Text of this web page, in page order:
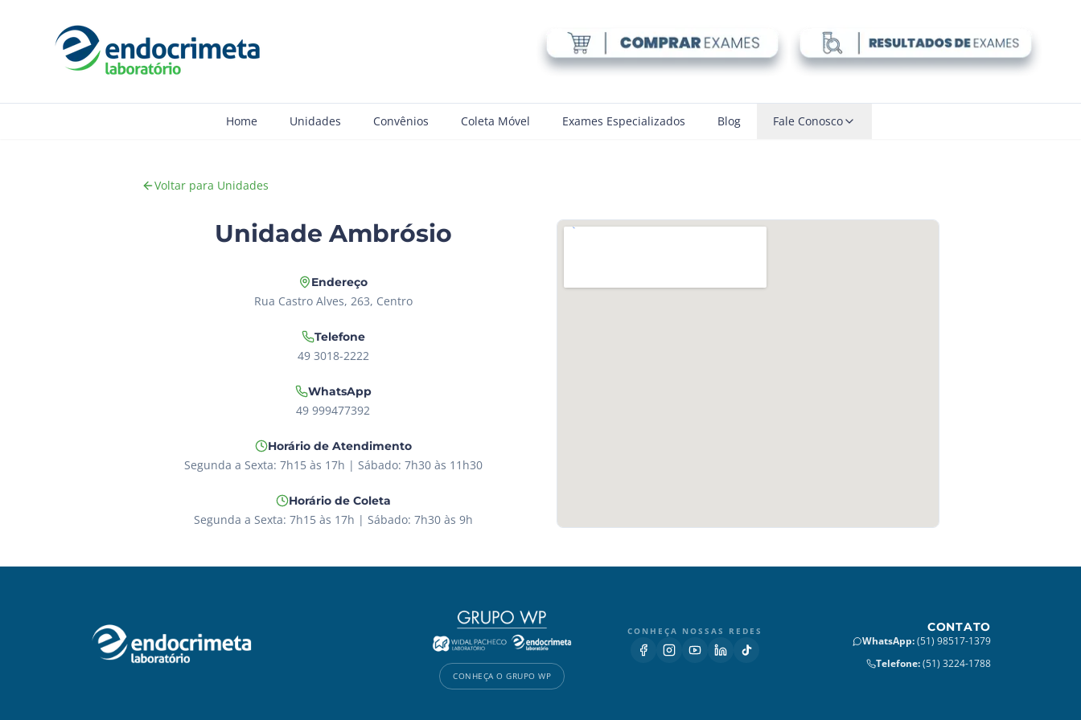
Home Unidades Convênios Coleta Móvel Exames Especializados Blog Fale Conosco
Voltar para Unidades
Unidade Ambrósio
Endereço
Rua Castro Alves, 263, Centro
Telefone
49 3018-2222
WhatsApp
49 999477392
Horário de Atendimento
Segunda a Sexta: 7h15 às 17h | Sábado: 7h30 às 11h30
Horário de Coleta
Segunda a Sexta: 7h15 às 17h | Sábado: 7h30 às 9h
CONHEÇA O GRUPO WP
CONHEÇA NOSSAS REDES CONTATO
WhatsApp:(51) 98517-1379
Telefone:(51) 3224-1788